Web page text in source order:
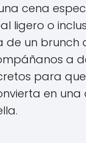
cena
ligero o
de un brunch
a
para
en una